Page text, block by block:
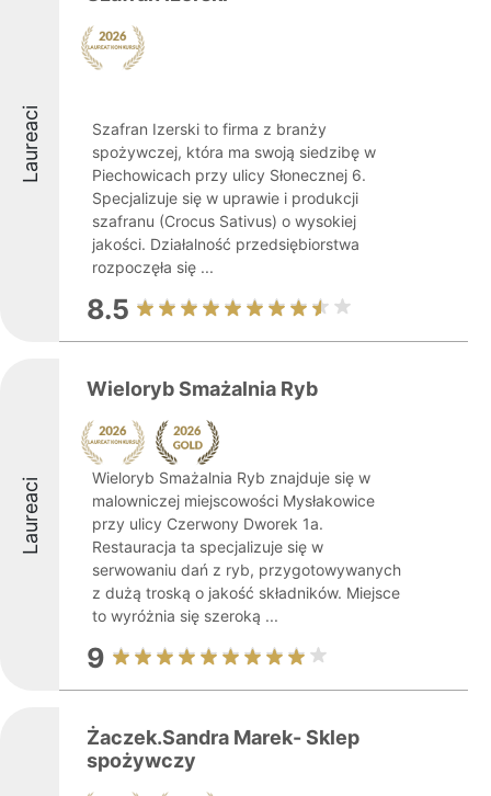
Laureaci
Szafran Izerski to firma z branży
spożywczej, która ma swoją siedzibę w
Piechowicach przy ulicy Słonecznej 6.
Specjalizuje się w uprawie i produkcji
szafranu (Crocus Sativus) o wysokiej
jakości. Działalność przedsiębiorstwa
rozpoczęła się ...
8.5
Laureaci
Wieloryb Smażalnia Ryb
Wieloryb Smażalnia Ryb znajduje się w
malowniczej miejscowości Mysłakowice
przy ulicy Czerwony Dworek 1a.
Restauracja ta specjalizuje się w
serwowaniu dań z ryb, przygotowywanych
z dużą troską o jakość składników. Miejsce
to wyróżnia się szeroką ...
9
Żaczek.Sandra Marek- Sklep
spożywczy